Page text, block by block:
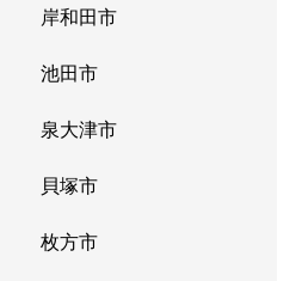
岸和田市
池田市
泉大津市
貝塚市
枚方市